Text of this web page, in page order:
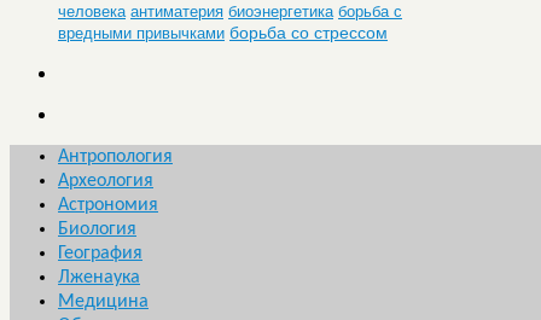
человека антиматерия биоэнергетика борьба с
вредными привычками борьба со стрессом
Антропология
Археология
Астрономия
Биология
География
Лженаука
Медицина